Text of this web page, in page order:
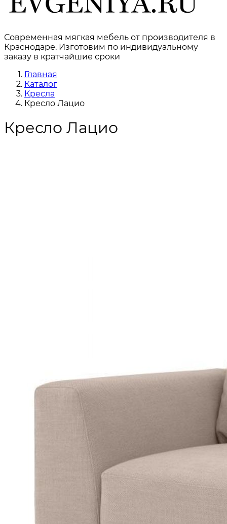
Современная мягкая мебель от производителя в
Краснодаре. Изготовим по индивидуальному
заказу в кратчайшие сроки
Главная
Каталог
Кресла
Кресло Лацио
Кресло Лацио